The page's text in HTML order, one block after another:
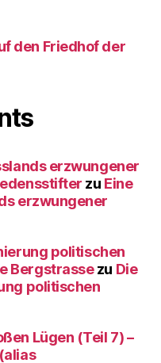
den Friedhof der
erzwungener
zu Eine
erzwungener
politischen
Bergstrassezu Die
politischen
Lügen (Teil 7) –